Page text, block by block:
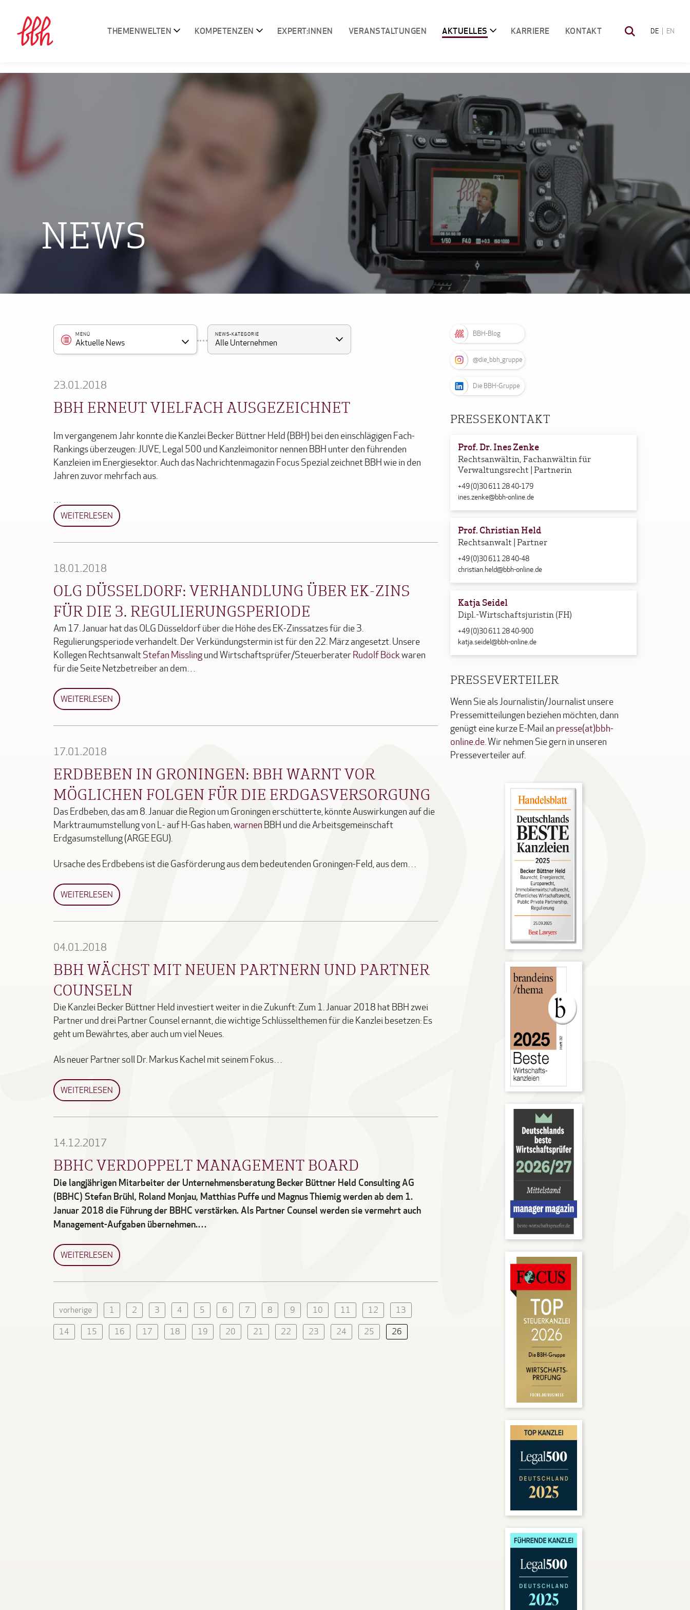
THEMENWELTEN KOMPETENZEN EXPERT:INNEN VERANSTALTUNGEN AKTUELLES KARRIERE KONTAKT DE EN
NEWS
MENÜ
Aktuelle News
NEWS-KATEGORIE
Alle Unternehmen
23.01.2018
BBH ERNEUT VIELFACH AUSGEZEICHNET
Im vergangenem Jahr konnte die Kanzlei Becker Büttner Held (BBH) bei den einschlägigen Fach-
Rankings überzeugen: JUVE, Legal 500 und Kanzleimonitor nennen BBH unter den führenden
Kanzleien im Energiesektor. Auch das Nachrichtenmagazin Focus Spezial zeichnet BBH wie in den
Jahren zuvor mehrfach aus.
…
WEITERLESEN
18.01.2018
OLG DÜSSELDORF: VERHANDLUNG ÜBER EK-ZINS
FÜR DIE 3. REGULIERUNGSPERIODE
Am 17. Januar hat das OLG Düsseldorf über die Höhe des EK-Zinssatzes für die 3.
Regulierungsperiode verhandelt. Der Verkündungstermin ist für den 22. März angesetzt. Unsere
Kollegen RechtsanwaltStefan Misslingund Wirtschaftsprüfer/Steuerberater Rudolf Böckwaren
für die Seite Netzbetreiber an dem…
WEITERLESEN
17.01.2018
ERDBEBEN IN GRONINGEN: BBH WARNT VOR
MÖGLICHEN FOLGEN FÜR DIE ERDGASVERSORGUNG
Das Erdbeben, das am 8. Januar die Region um Groningen erschütterte, könnte Auswirkungen auf die
Marktraumumstellung von L- auf H-Gas haben,warnen BBH und die Arbeitsgemeinschaft
Erdgasumstellung (ARGE EGU).
Ursache des Erdbebens ist die Gasförderung aus dem bedeutenden Groningen-Feld, aus dem…
WEITERLESEN
04.01.2018
BBH WÄCHST MIT NEUEN PARTNERN UND PARTNER
COUNSELN
Die Kanzlei Becker Büttner Held investiert weiter in die Zukunft: Zum 1. Januar 2018 hat BBH zwei
Partner und drei Partner Counsel ernannt, die wichtige Schlüsselthemen für die Kanzlei besetzen: Es
geht um Bewährtes, aber auch um viel Neues.
Als neuer Partner soll Dr. Markus Kachel mit seinem Fokus…
WEITERLESEN
14.12.2017
BBHC VERDOPPELT MANAGEMENT BOARD
Die langjährigen Mitarbeiter der Unternehmensberatung Becker Büttner Held Consulting AG
(BBHC) Stefan Brühl, Roland Monjau, Matthias Puffe und Magnus Thiemig werden ab dem 1.
Januar 2018 die Führung der BBHC verstärken. Als Partner Counsel werden sie vermehrt auch
Management-Aufgaben übernehmen.…
WEITERLESEN
vorherige 1 2 3 4 5 6 7 8 9 10 11 12 13
14 15 16 17 18 19 20 21 22 23 24 25 26
BBH-Blog
@die_bbh_gruppe
Die BBH-Gruppe
PRESSEKONTAKT
Prof. Dr. Ines Zenke
Rechtsanwältin, Fachanwältin für
Verwaltungsrecht | Partnerin
+49 (0)30 611 28 40-179
ines.zenke@bbh-online.de
Prof. Christian Held
Rechtsanwalt | Partner
+49 (0)30 611 28 40-48
christian.held@bbh-online.de
Katja Seidel
Dipl.-Wirtschaftsjuristin (FH)
+49 (0)30 611 28 40-900
katja.seidel@bbh-online.de
PRESSEVERTEILER
Wenn Sie als Journalistin/Journalist unsere
Pressemitteilungen beziehen möchten, dann
genügt eine kurze E-Mail an presse(at)bbh-
online.de. Wir nehmen Sie gern in unseren
Presseverteiler auf.